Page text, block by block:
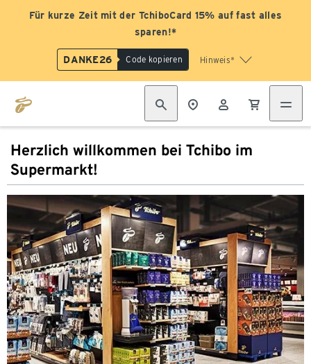
Für kurze Zeit mit der TchiboCard 15% auf fast alles
sparen!*
DANKE26 Code kopieren Hinweis*
Herzlich willkommen bei Tchibo im
Supermarkt!